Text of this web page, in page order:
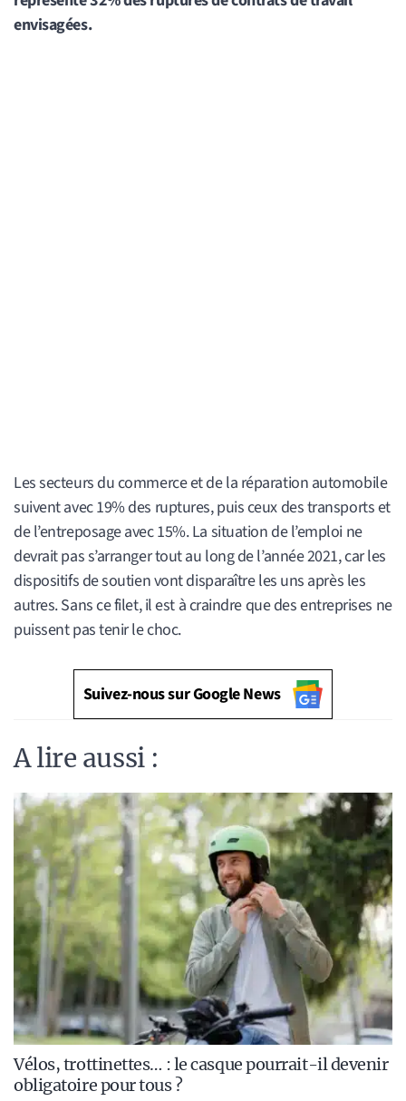
envisagées.
Les secteurs du commerce et de la réparation automobile
suivent avec 19% des ruptures, puis ceux des transports et
de l’entreposage avec 15%. La situation de l’emploi ne
devrait pas s’arranger tout au long de l’année 2021, car les
dispositifs de soutien vont disparaître les uns après les
autres. Sans ce filet, il est à craindre que des entreprises ne
puissent pas tenir le choc.
Suivez-nous sur Google News
A lire aussi :
Vélos, trottinettes… : le casque pourrait-il devenir
obligatoire pour tous ?